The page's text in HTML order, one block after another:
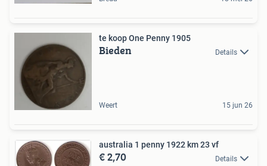
te koop One Penny 1905
Bieden Details
Weert 15 jun 26
australia 1 penny 1922 km 23 vf
€ 2,70 Details